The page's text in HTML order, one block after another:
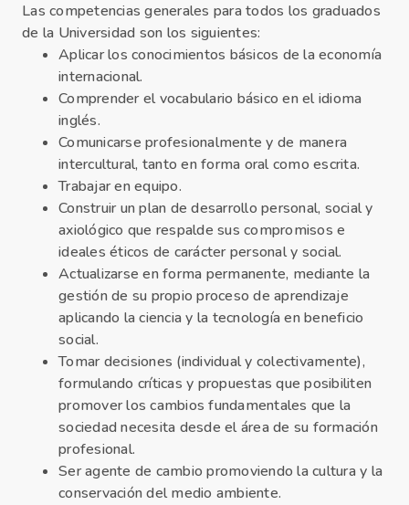
Las competencias generales para todos los graduados
de la Universidad son los siguientes:
Aplicar los conocimientos básicos de la economía
internacional.
Comprender el vocabulario básico en el idioma
inglés.
Comunicarse profesionalmente y de manera
intercultural, tanto en forma oral como escrita.
Trabajar en equipo.
Construir un plan de desarrollo personal, social y
axiológico que respalde sus compromisos e
ideales éticos de carácter personal y social.
Actualizarse en forma permanente, mediante la
gestión de su propio proceso de aprendizaje
aplicando la ciencia y la tecnología en beneficio
social.
Tomar decisiones (individual y colectivamente),
formulando críticas y propuestas que posibiliten
promover los cambios fundamentales que la
sociedad necesita desde el área de su formación
profesional.
Ser agente de cambio promoviendo la cultura y la
conservación del medio ambiente.